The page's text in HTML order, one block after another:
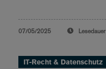
07/05/2025 Lesedauer
IT-Recht & Datenschutz